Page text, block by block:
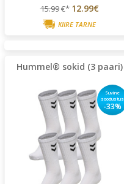
15.99€* 12.99€
KIIRE TARNE
Hummel® sokid (3 paari)
Suvine
soodustus
-33%